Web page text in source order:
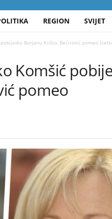
REGION SVIJET
pobijedio Borjanu Krišto, Bećirović pomeo
Komšić
pomeo